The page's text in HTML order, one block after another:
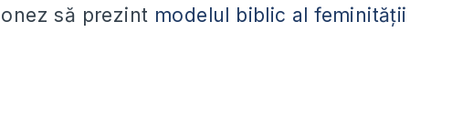
să prezint modelul biblic al feminităţii